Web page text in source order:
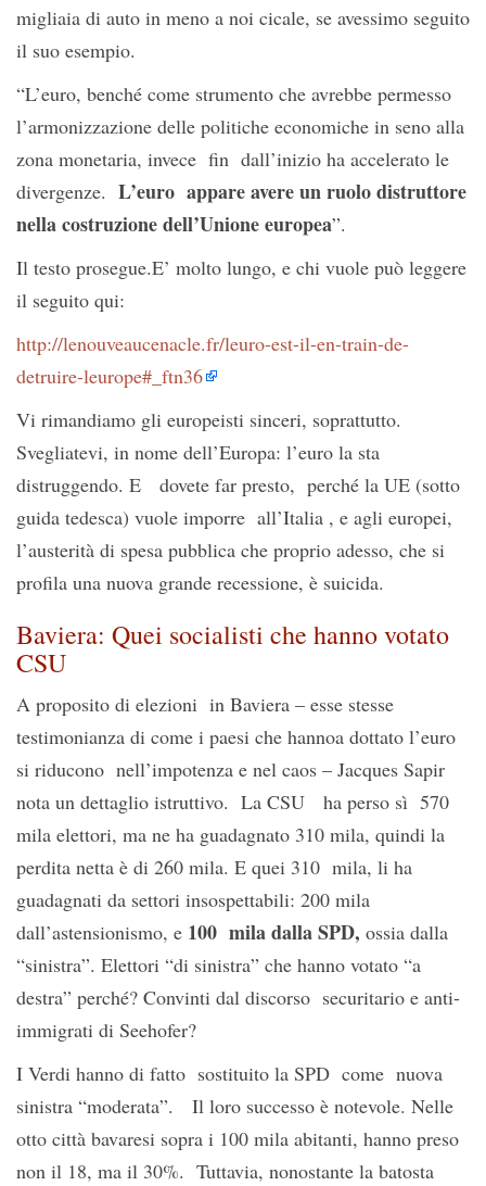
migliaia di auto in meno a noi cicale, se avessimo seguito
il suo esempio.
“L’euro, benché come strumento che avrebbe permesso
l’armonizzazione delle politiche economiche in seno alla
zona monetaria, invece fin dall’inizio ha accelerato le
divergenze. L’euro appare avere un ruolo distruttore
nella costruzione dell’Unione europea”.
Il testo prosegue.E’ molto lungo, e chi vuole può leggere
il seguito qui:
http://lenouveaucenacle.fr/leuro-est-il-en-train-de-
detruire-leurope#_ftn36
Vi rimandiamo gli europeisti sinceri, soprattutto.
Svegliatevi, in nome dell’Europa: l’euro la sta
distruggendo. E dovete far presto, perché la UE (sotto
guida tedesca) vuole imporre all’Italia , e agli europei,
l’austerità di spesa pubblica che proprio adesso, che si
profila una nuova grande recessione, è suicida.
Baviera: Quei socialisti che hanno votato
CSU
A proposito di elezioni in Baviera – esse stesse
testimonianza di come i paesi che hannoa dottato l’euro
si riducono nell’impotenza e nel caos – Jacques Sapir
nota un dettaglio istruttivo. La CSU ha perso sì 570
mila elettori, ma ne ha guadagnato 310 mila, quindi la
perdita netta è di 260 mila. E quei 310 mila, li ha
guadagnati da settori insospettabili: 200 mila
dall’astensionismo, e 100 mila dalla SPD, ossia dalla
“sinistra”. Elettori “di sinistra” che hanno votato “a
destra” perché? Convinti dal discorso securitario e anti-
immigrati di Seehofer?
I Verdi hanno di fatto sostituito la SPD come nuova
sinistra “moderata”. Il loro successo è notevole. Nelle
otto città bavaresi sopra i 100 mila abitanti, hanno preso
non il 18, ma il 30%. Tuttavia, nonostante la batosta